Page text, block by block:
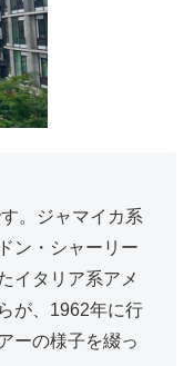
。ジャマイカ系
ン・シャーリー
イタリア系アメ
が、1962年に行
ーの様子を綴っ